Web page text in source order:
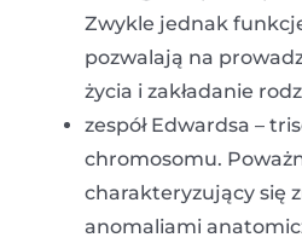
Zwykle jednak
pozwalają na
życia i zakładanie
zespół Edwardsa –
chromosomu.
charakteryzujący się
anomaliami